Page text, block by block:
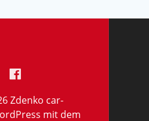
Zdenko car-
mit dem